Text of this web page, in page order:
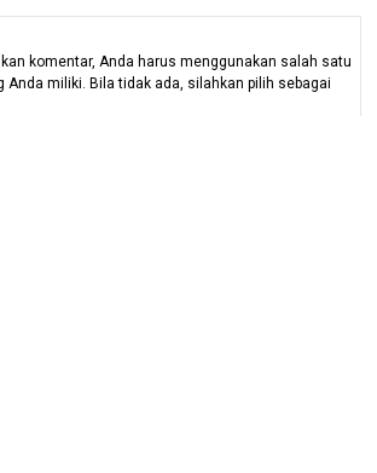
komentar, Anda harus menggunakan salah satu
Anda miliki. Bila tidak ada, silahkan pilih sebagai